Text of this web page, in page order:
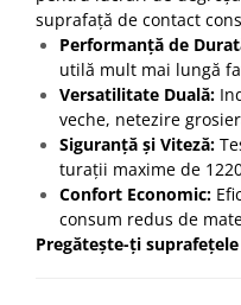
suprafață de contact
Performanță de
utilă mult mai lungă
Versatilitate Duală:
veche, netezire
Siguranță și Viteză:
turații maxime de
Confort Economic:
consum redus de
Pregătește-ți